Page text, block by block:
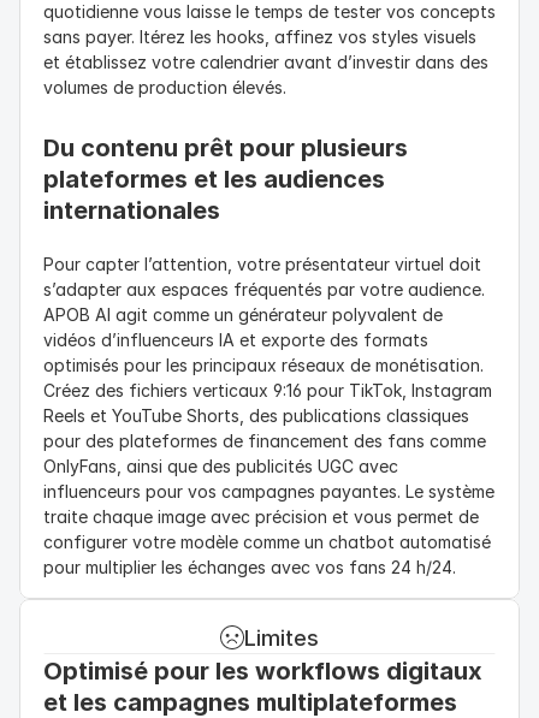
quotidienne vous laisse le temps de tester vos concepts
sans payer. Itérez les hooks, affinez vos styles visuels
et établissez votre calendrier avant d’investir dans des
volumes de production élevés.
Du contenu prêt pour plusieurs
plateformes et les audiences
internationales
Pour capter l’attention, votre présentateur virtuel doit
s’adapter aux espaces fréquentés par votre audience.
APOB AI agit comme un générateur polyvalent de
vidéos d’influenceurs IA et exporte des formats
optimisés pour les principaux réseaux de monétisation.
Créez des fichiers verticaux 9:16 pour TikTok, Instagram
Reels et YouTube Shorts, des publications classiques
pour des plateformes de financement des fans comme
OnlyFans, ainsi que des publicités UGC avec
influenceurs pour vos campagnes payantes. Le système
traite chaque image avec précision et vous permet de
configurer votre modèle comme un chatbot automatisé
pour multiplier les échanges avec vos fans 24 h/24.
Limites
Optimisé pour les workflows digitaux
et les campagnes multiplateformes